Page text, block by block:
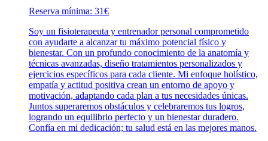
Reserva mínima: 31€
Soy un fisioterapeuta y entrenador personal comprometido
con ayudarte a alcanzar tu máximo potencial físico y
bienestar. Con un profundo conocimiento de la anatomía y
técnicas avanzadas, diseño tratamientos personalizados y
ejercicios específicos para cada cliente. Mi enfoque holístico,
empatía y actitud positiva crean un entorno de apoyo y
motivación, adaptando cada plan a tus necesidades únicas.
Juntos superaremos obstáculos y celebraremos tus logros,
logrando un equilibrio perfecto y un bienestar duradero.
Confía en mi dedicación; tu salud está en las mejores manos.